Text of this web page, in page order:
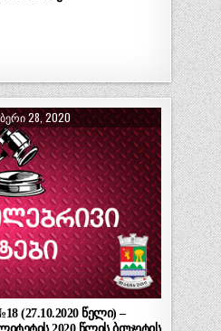
28, 2020
(27.10.2020 წელი) –